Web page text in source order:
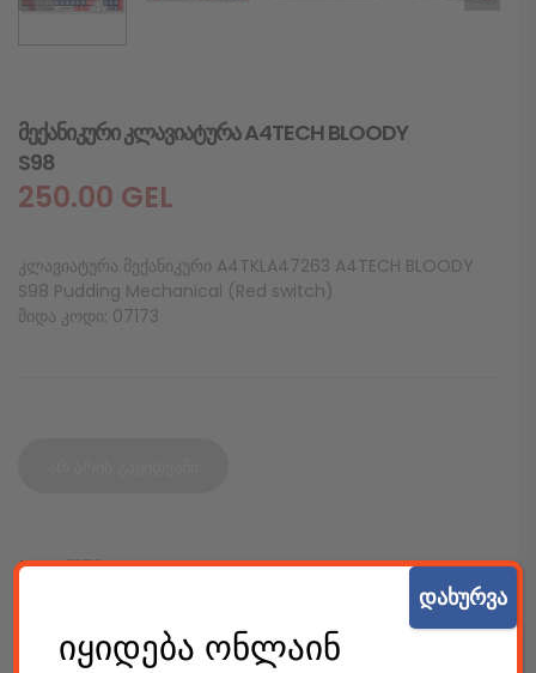
მექანიკური კლავიატურა A4TECH BLOODY
S98
250.00 GEL
კლავიატურა მექანიკური A4TKLA47263 A4TECH BLOODY
S98 Pudding Mechanical (Red switch)
შიდა კოდი: 07173
SKU: 7173
კლავიატურები,
კომპიუტერები & აქსესუარები
ტექ. აქსესუარები
იყიდება ონლაინ
დახურვა